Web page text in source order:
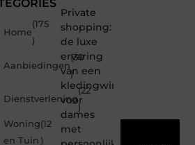
Home
(175
)
Aanbiedingen
(30
)
Dienstverlening
(22
)
Woning
en Tuin
(12
)
Private
shopping:
de luxe
ervaring
van een
kledingwinkel
voor
dames
met